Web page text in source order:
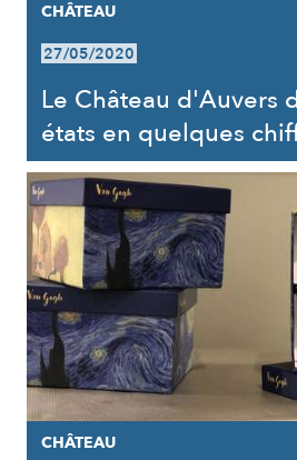
CHÂTEAU
27/05/2020
Le Château d'Auvers
états en quelques
CHÂTEAU